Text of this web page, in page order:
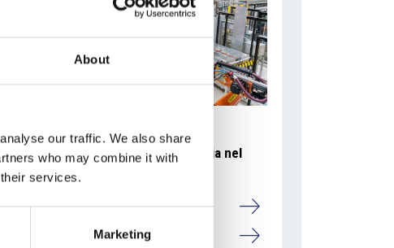
About
our traffic. We also share
who may combine it with
services.
Marketing
Accelera la ripresa dell’industria nel
corso del primo semestre
Overview Economica
Repubblica Ceca